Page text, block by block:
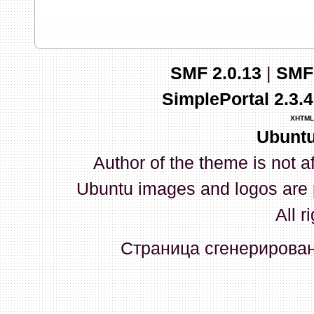
03 Апреля 2026, 10:02:33
whookey:GenKass: с
03 Апреля 2026, 05:22:56
GenKass:По тому же
02 Апреля 2026, 12:56:37
GenKass:Всем доброго
серии (6592) 1-1245, 3-
прошить до 7926, чтобы
Атол 11 видится в системе
SMF 2.0.13|
SimplePortal
XHTML
Author of the theme is not
Ubuntu images and logos
All
Страница